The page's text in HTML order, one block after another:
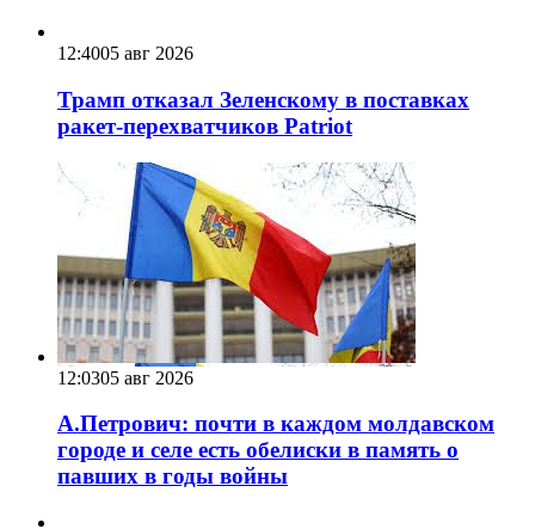
12:4005 авг 2026
Трамп отказал Зеленскому в поставках
ракет-перехватчиков Patriot
12:0305 авг 2026
А.Петрович: почти в каждом молдавском
городе и селе есть обелиски в память о
павших в годы войны